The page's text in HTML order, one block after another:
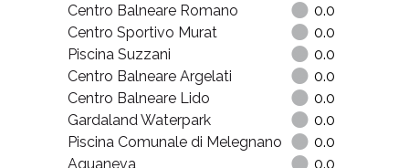
Centro Balneare Romano
0.0
Centro Sportivo Murat
0.0
Piscina Suzzani
0.0
Centro Balneare Argelati
0.0
Centro Balneare Lido
0.0
Gardaland Waterpark
0.0
Piscina Comunale di Melegnano
0.0
Aquaneva
0.0